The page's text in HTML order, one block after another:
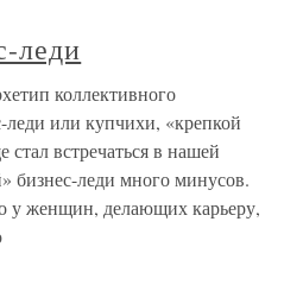
леди
коллективного
леди или купчихи, «крепкой
встречаться в нашей
бизнес-леди много минусов.
у женщин, делающих карьеру,